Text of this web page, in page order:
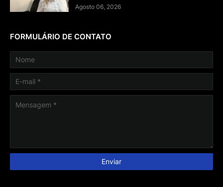
Agosto 06, 2026
FORMULÁRIO DE CONTATO